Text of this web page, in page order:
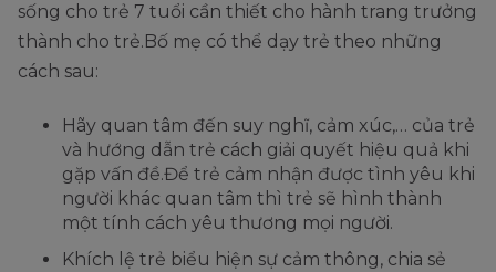
sống cho trẻ 7 tuổi cần thiết cho hành trang trưởng
thành cho trẻ.Bố mẹ có thể dạy trẻ theo những
cách sau:
Hãy quan tâm đến suy nghĩ, cảm xúc,… của trẻ
và hướng dẫn trẻ cách giải quyết hiệu quả khi
gặp vấn đề.Để trẻ cảm nhận được tình yêu khi
người khác quan tâm thì trẻ sẽ hình thành
một tính cách yêu thương mọi người.
Khích lệ trẻ biểu hiện sự cảm thông, chia sẻ